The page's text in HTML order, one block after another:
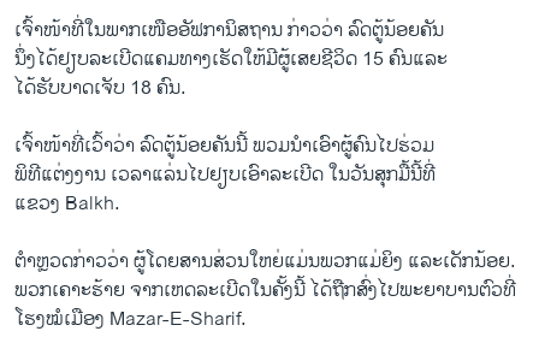
ສຽງ
ລາຍການກະຈາຍສຽງ
ຕິດຕາມພວກເຮົາ ທີ່
ພາສາຕ່າງໆ
ເຈົ້າໜ້າທີ່ໃນພາກເໜືອອັຟການິສຖານ ກ່າວວ່າ ລົດຕູ້ນ້ອຍຄັນ
ນຶ່ງໄດ້ຢຽບລະເບີດແຄມທາງເຮັດໃຫ້ມີຜູ້ເສຍຊີວິດ 15 ຄົນແລະ
ໄດ້ຮັບບາດເຈັບ 18 ຄົນ.
ເຈົ້າໜ້າທີ່ເວົ້າວ່າ ລົດຕູ້ນ້ອຍຄັນນີ້ ພວມນຳເອົາຜູ້ຄົນໄປຮ່ວມ
ພິທີແຕ່ງງານ ເວລາແລ່ນໄປຢຽບເອົາລະເບີດ ໃນວັນສຸກມື້ນີ້ທີ່
ແຂວງ Balkh.
ຕຳຫຼວດກ່າວວ່າ ຜູ້ໂດຍສານສ່ວນໃຫຍ່ແມ່ນພວກແມ່ຍິງ ແລະເດັກນ້ອຍ.
ພວກເຄາະຮ້າຍ ຈາກເຫດລະເບີດໃນຄັ້ງນີ້ ໄດ້ຖືກສົ່ງໄປພະຍາບານຕົວທີ່
ໂຮງໝໍເມືອງ Mazar-E-Sharif.